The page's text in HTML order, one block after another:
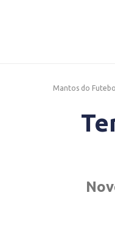
Mantos do Futebol